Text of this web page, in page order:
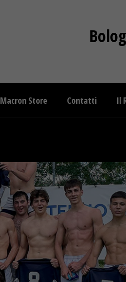
Macron Store Contatti Il